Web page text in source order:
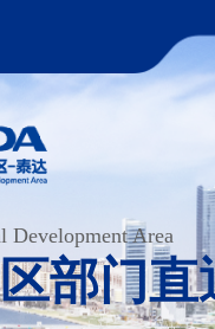
Development Area
部门直